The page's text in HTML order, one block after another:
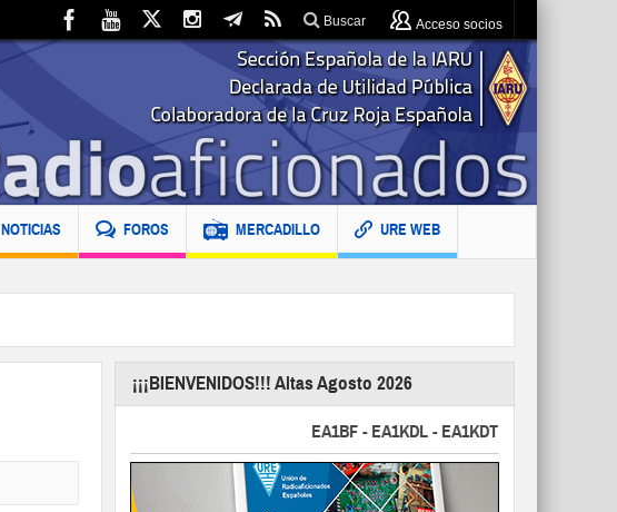
Buscar Acceso socios
NOTICIAS FOROS MERCADILLO URE WEB
¡¡¡BIENVENIDOS!!! Altas Agosto 2026
EA1BF - EA1KDL - EA1KDT - EA2FBJ - EA2FJU